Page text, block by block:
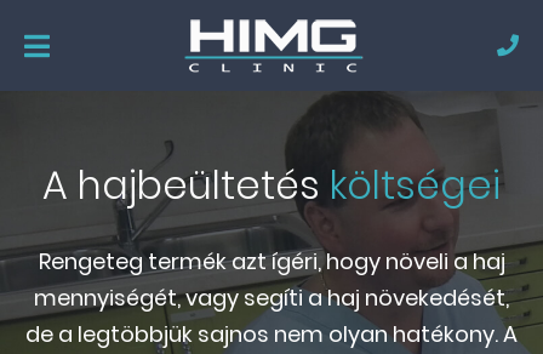
A hajbeültetés költségei
Rengeteg termék azt ígéri, hogy növeli a haj
mennyiségét, vagy segíti a haj növekedését,
de a legtöbbjük sajnos nem olyan hatékony. A